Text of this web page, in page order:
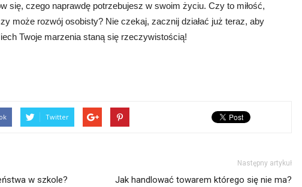
się, czego naprawdę potrzebujesz w swoim życiu. Czy to miłość,
może rozwój osobisty? Nie czekaj, zacznij działać już teraz, aby
Twoje marzenia staną się rzeczywistością!
Twitter
w szkole?
Następny artykuł
Jak handlować towarem którego się nie ma?